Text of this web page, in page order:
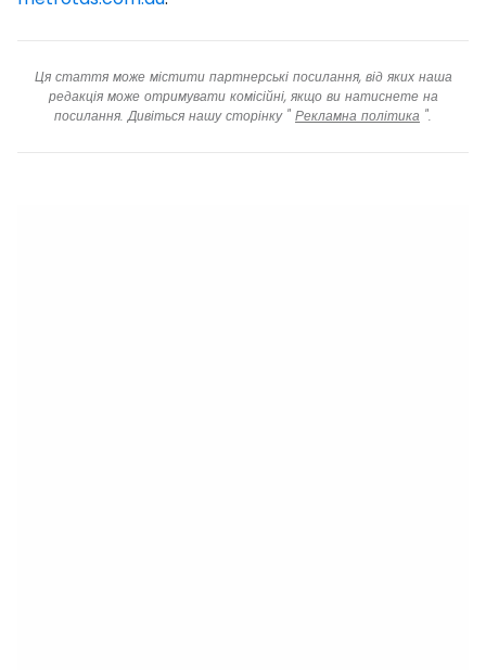
Ця стаття може містити партнерські посилання, від яких наша
редакція може отримувати комісійні, якщо ви натиснете на
посилання. Дивіться нашу сторінку " Рекламна політика ".